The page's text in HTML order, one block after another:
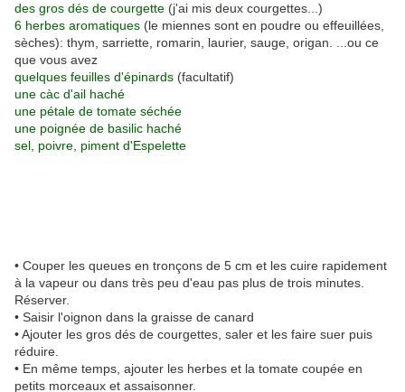
des gros dés de courgette (j'ai mis deux courgettes...)
6 herbes aromatiques (le miennes sont en poudre ou effeuillées,
sèches): thym, sarriette, romarin, laurier, sauge, origan. ...ou ce
que vous avez
quelques feuilles d'épinards (facultatif)
une càc d'ail haché
une pétale de tomate séchée
une poignée de basilic haché
sel, poivre, piment d'Espelette
• Couper les queues en tronçons de 5 cm et les cuire rapidement
à la vapeur ou dans très peu d'eau pas plus de trois minutes.
Réserver.
• Saisir l'oignon dans la graisse de canard
• Ajouter les gros dés de courgettes, saler et les faire suer puis
réduire.
• En même temps, ajouter les herbes et la tomate coupée en
petits morceaux et assaisonner.